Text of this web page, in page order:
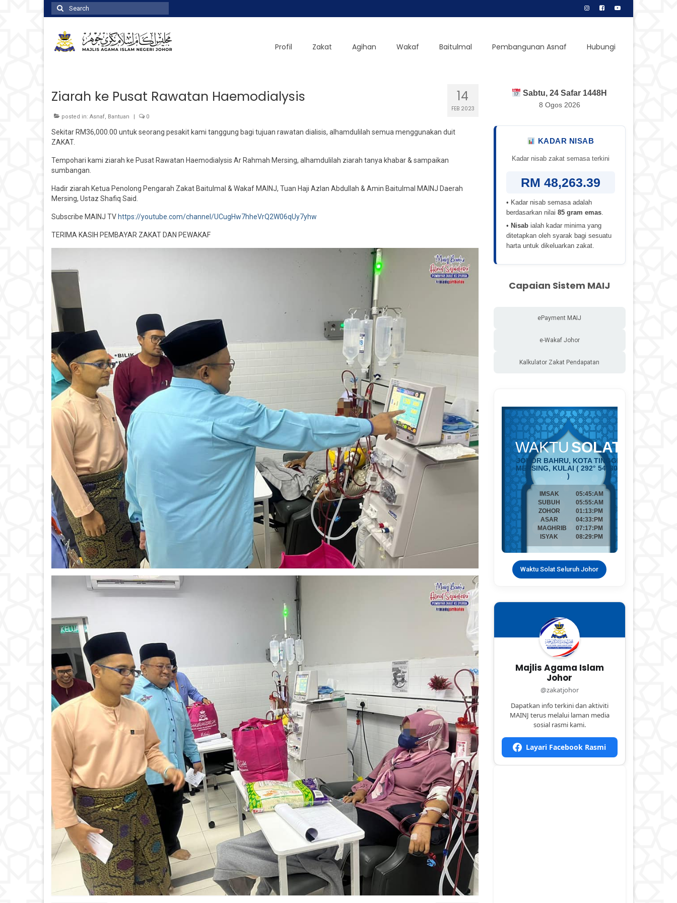
Search
for:
Profil Zakat Agihan Wakaf Baitulmal Pembangunan Asnaf Hubungi
14
FEB 2023
Ziarah ke Pusat Rawatan Haemodialysis
posted in: Asnaf, Bantuan | 0
Sekitar RM36,000.00 untuk seorang pesakit kami tanggung bagi tujuan rawatan dialisis, alhamdulilah semua menggunakan duit
ZAKAT.
Tempohari kami ziarah ke Pusat Rawatan Haemodialysis Ar Rahmah Mersing, alhamdulilah ziarah tanya khabar & sampaikan
sumbangan.
Hadir ziarah Ketua Penolong Pengarah Zakat Baitulmal & Wakaf MAINJ, Tuan Haji Azlan Abdullah & Amin Baitulmal MAINJ Daerah
Mersing, Ustaz Shafiq Said.
Subscribe MAINJ TV https://youtube.com/channel/UCugHw7hheVrQ2W06qUy7yhw
TERIMA KASIH PEMBAYAR ZAKAT DAN PEWAKAF
Sabtu, 24 Safar 1448H
8 Ogos 2026
KADAR NISAB
Kadar nisab zakat semasa terkini
RM 48,263.39
• Kadar nisab semasa adalah
berdasarkan nilai 85 gram emas.
• Nisabialah kadar minima yang
ditetapkan oleh syarak bagi sesuatu
harta untuk dikeluarkan zakat.
Capaian Sistem MAIJ
ePayment MAIJ
e-Wakaf Johor
Kalkulator Zakat Pendapatan
Waktu Solat Seluruh Johor
Majlis Agama Islam
Johor
@zakatjohor
Dapatkan info terkini dan aktiviti
MAINJ terus melalui laman media
sosial rasmi kami.
Layari Facebook Rasmi